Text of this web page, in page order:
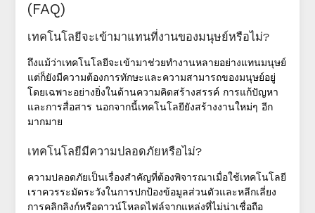
(FAQ)
เทคโนโลยีจะเข้ามาแทนที่งานของมนุษย์หรือไม่?
ถึงแม้ว่าเทคโนโลยีจะเข้ามาช่วยทำงานหลายอย่างแทนมนุษย์
แต่ก็ยังมีความต้องการทักษะและความสามารถของมนุษย์อยู่
โดยเฉพาะอย่างยิ่งในด้านความคิดสร้างสรรค์ การแก้ปัญหา
และการสื่อสาร นอกจากนี้เทคโนโลยียังสร้างงานใหม่ๆ อีก
มากมาย
เทคโนโลยีมีความปลอดภัยหรือไม่?
ความปลอดภัยเป็นเรื่องสำคัญที่ต้องพิจารณาเมื่อใช้เทคโนโลยี
เราควรระมัดระวังในการปกป้องข้อมูลส่วนตัวและหลีกเลี่ยง
การคลิกลิงก์หรือดาวน์โหลดไฟล์จากแหล่งที่ไม่น่าเชื่อถือ